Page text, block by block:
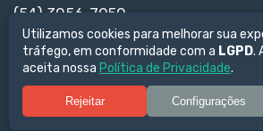
(54) 3056-7950
(54) 99612-2219
Utilizamos cookies para melhorar sua
tráfego, em conformidade com a LGPD.
aceita nossa Política de Privacidade.
Rejeitar Configurações